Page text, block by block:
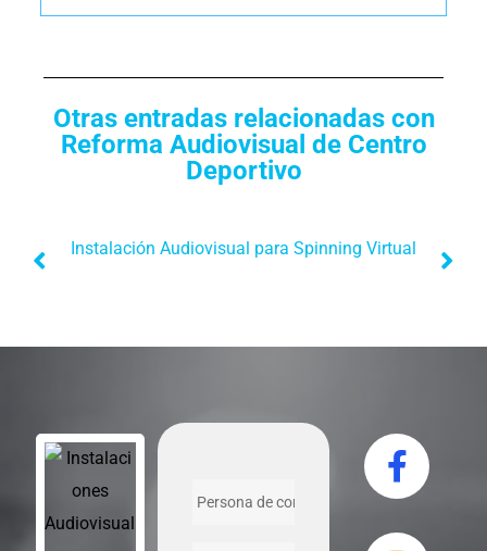
Otras entradas relacionadas con
Reforma Audiovisual de Centro
Deportivo
Instalación Audiovisual para Spinning Virtual